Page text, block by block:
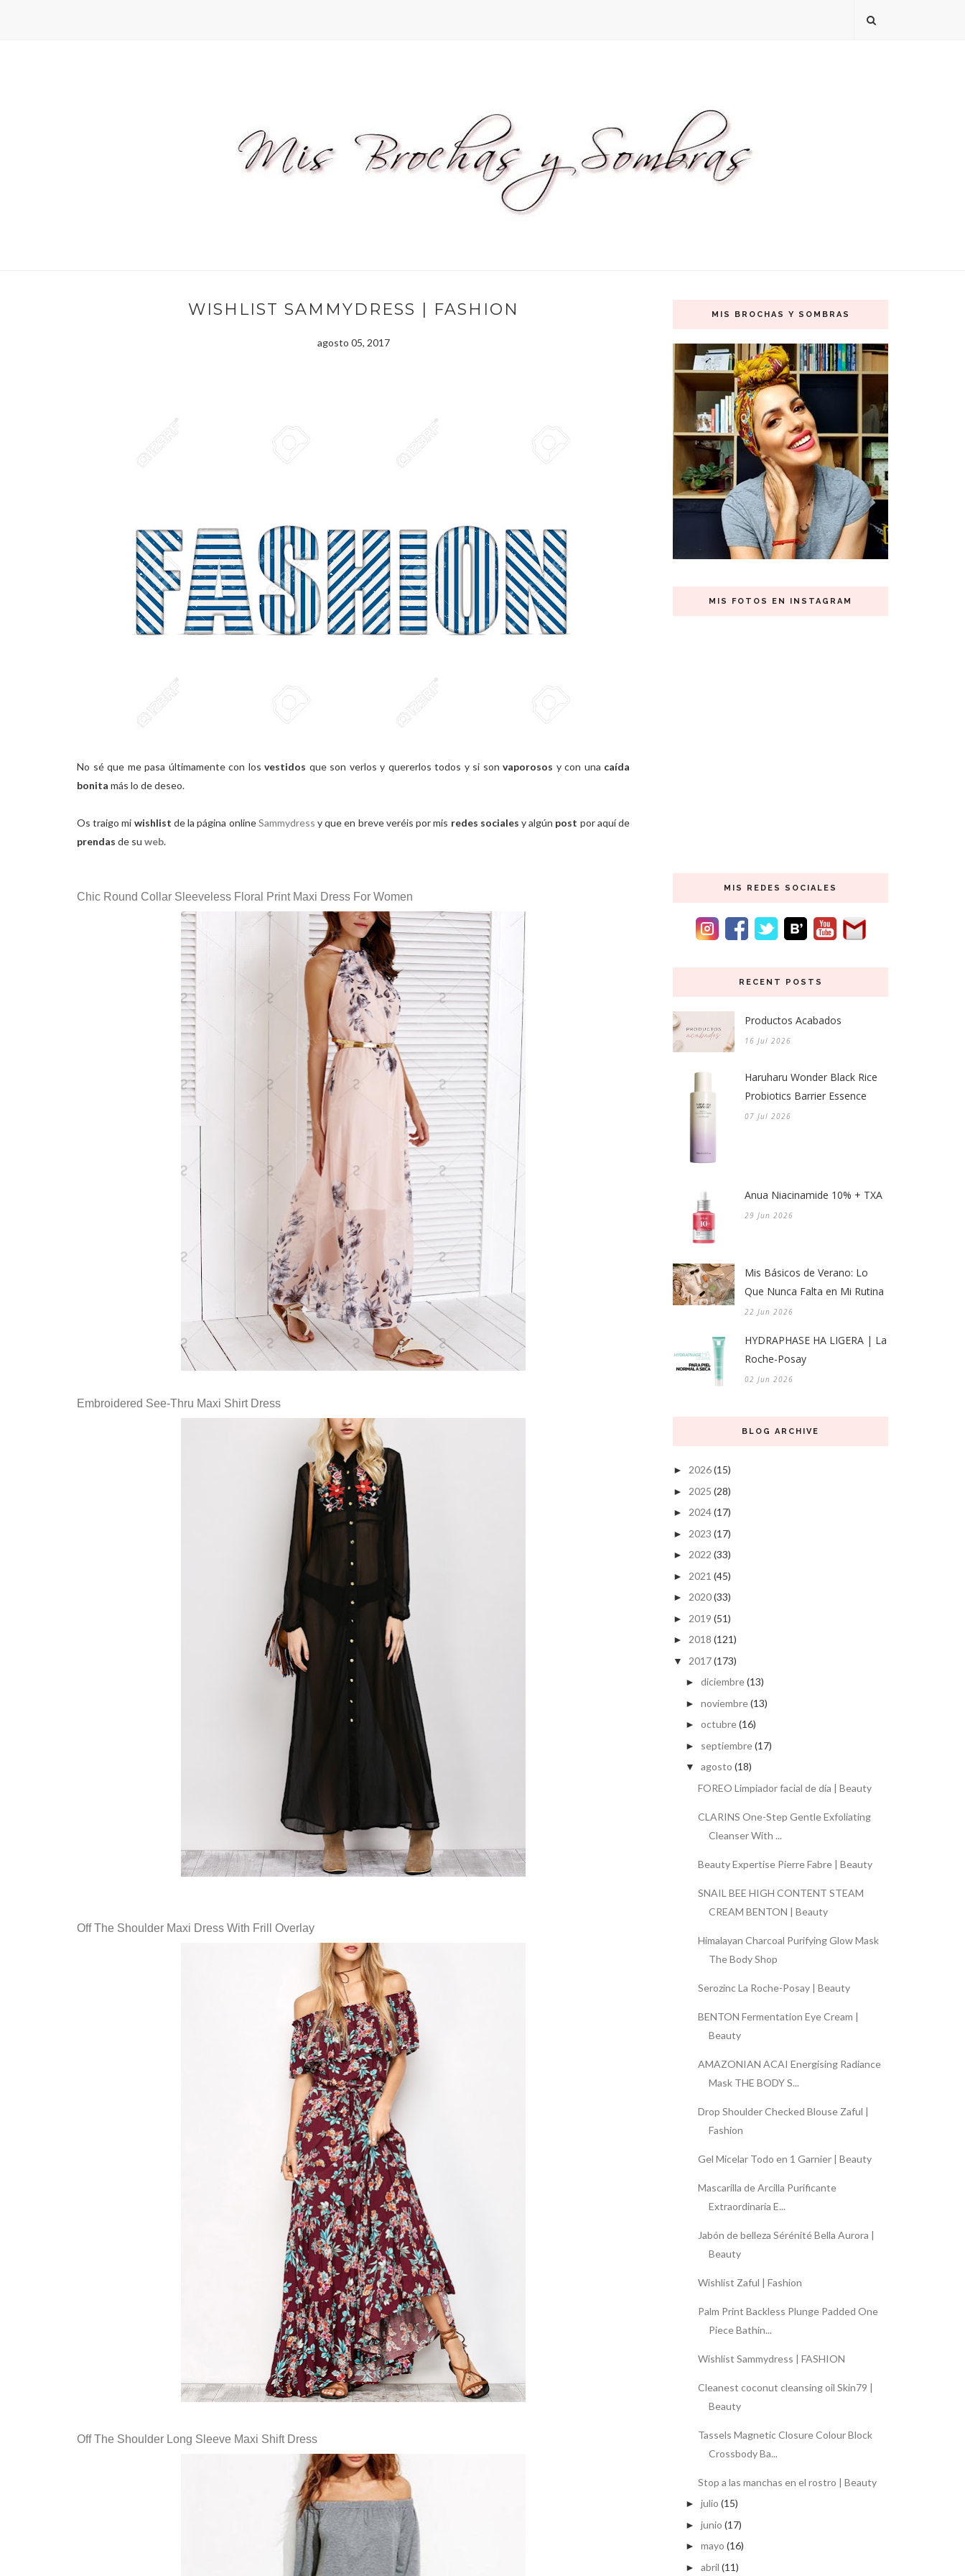
WISHLIST SAMMYDRESS | FASHION
agosto 05, 2017
No sé que me pasa últimamente con los vestidos que son verlos y quererlos todos y si son vaporosos y con una caída
bonita más lo de deseo.
Os traigo mi wishlist de la página onlineSammydress y que en breve veréis por mis redes sociales y algún post por aquí de
prendas de su web.
Chic Round Collar Sleeveless Floral Print Maxi Dress For Women
Embroidered See-Thru Maxi Shirt Dress
Off The Shoulder Maxi Dress With Frill Overlay
Off The Shoulder Long Sleeve Maxi Shift Dress
MIS BROCHAS Y SOMBRAS
MIS FOTOS EN INSTAGRAM
MIS REDES SOCIALES
RECENT POSTS
Productos Acabados
16 Jul 2026
Haruharu Wonder Black Rice
Probiotics Barrier Essence
07 Jul 2026
Anua Niacinamide 10% + TXA
29 Jun 2026
Mis Básicos de Verano: Lo
Que Nunca Falta en Mi Rutina
22 Jun 2026
HYDRAPHASE HA LIGERA | La
Roche-Posay
02 Jun 2026
BLOG ARCHIVE
► 2026(15)
► 2025 (28)
► 2024(17)
► 2023 (17)
► 2022 (33)
► 2021 (45)
► 2020(33)
► 2019 (51)
► 2018 (121)
▼ 2017(173)
► diciembre(13)
► noviembre(13)
► octubre(16)
► septiembre(17)
▼ agosto (18)
FOREO Limpiador facial de día | Beauty
CLARINS One-Step Gentle Exfoliating
Cleanser With ...
Beauty Expertise Pierre Fabre | Beauty
SNAIL BEE HIGH CONTENT STEAM
CREAM BENTON | Beauty
Himalayan Charcoal Purifying Glow Mask
The Body Shop
Serozinc La Roche-Posay | Beauty
BENTON Fermentation Eye Cream |
Beauty
AMAZONIAN ACAI Energising Radiance
Mask THE BODY S...
Drop Shoulder Checked Blouse Zaful |
Fashion
Gel Micelar Todo en 1 Garnier | Beauty
Mascarilla de Arcilla Purificante
Extraordinaria E...
Jabón de belleza Sérénité Bella Aurora |
Beauty
Wishlist Zaful | Fashion
Palm Print Backless Plunge Padded One
Piece Bathin...
Wishlist Sammydress | FASHION
Cleanest coconut cleansing oil Skin79 |
Beauty
Tassels Magnetic Closure Colour Block
Crossbody Ba...
Stop a las manchas en el rostro | Beauty
► julio (15)
► junio (17)
► mayo (16)
► abril (11)